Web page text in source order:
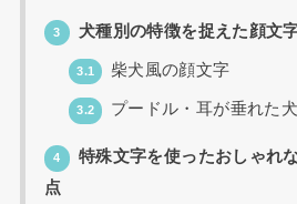
3 犬種別の特徴を捉えた顔文
3.1 柴犬風の顔文字
3.2 プードル・耳が垂れた
4
特殊文字を使ったおしゃれ
点